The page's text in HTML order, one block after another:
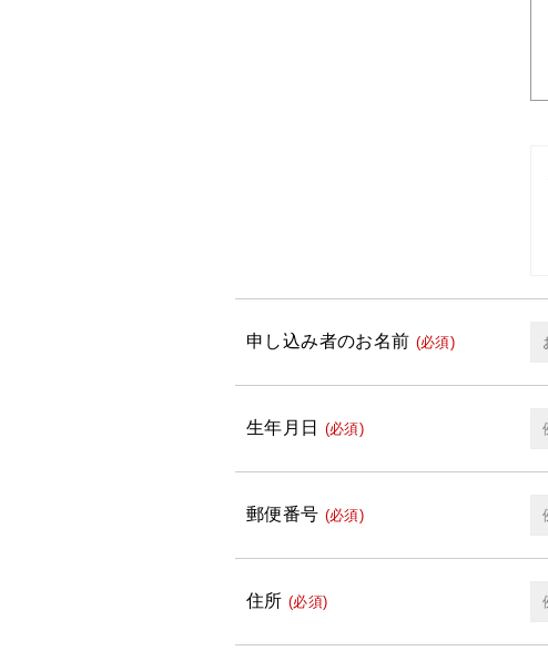
申し込み者のお名前 (必須)
生年月日 (必須)
郵便番号 (必須)
住所 (必須)